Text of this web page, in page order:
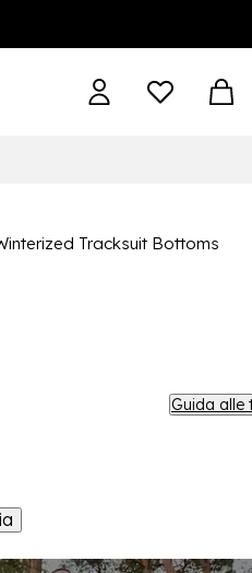
Tracksuit Bottoms
Guida alle